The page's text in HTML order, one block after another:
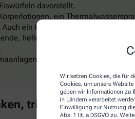
Wir setzen Cookies, die für
Cookies, um unsere
geben wir Informationen zu
in Ländern verarbeitet
Einwilligung zur Nutzung
Abs. 1 lit. a DSGVO zu.
davorstellt.
ein
ein kühles Fußbad oder
helle Kleidung, zum Beispiel
gibt es im Baumarkt
trinken!